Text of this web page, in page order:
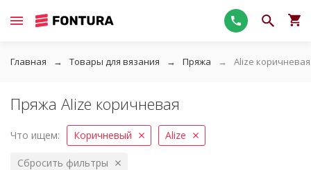
Главная Товары для вязания Пряжа Alize коричневая
Пряжа Alize коричневая
Что ищем: Коричневый Alize
Сбросить фильтры